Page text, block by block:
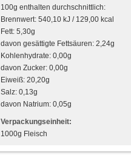
100g enthalten durchschnittlich:
Brennwert: 540,10 kJ / 129,00 kcal
Fett: 5,30g
davon gesättigte Fettsäuren: 2,24g
Kohlenhydrate: 0,00g
davon Zucker: 0,00g
Eiweiß: 20,20g
Salz: 0,13g
davon Natrium: 0,05g
Verpackungseinheit:
1000g Fleisch